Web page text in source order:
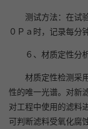
测试方法：在试
０Ｐａ时，记录每分
６、材质定性分
材质定性检测采
性的唯一光谱。对新
对工程中使用的滤料
可判断滤料受氧化腐